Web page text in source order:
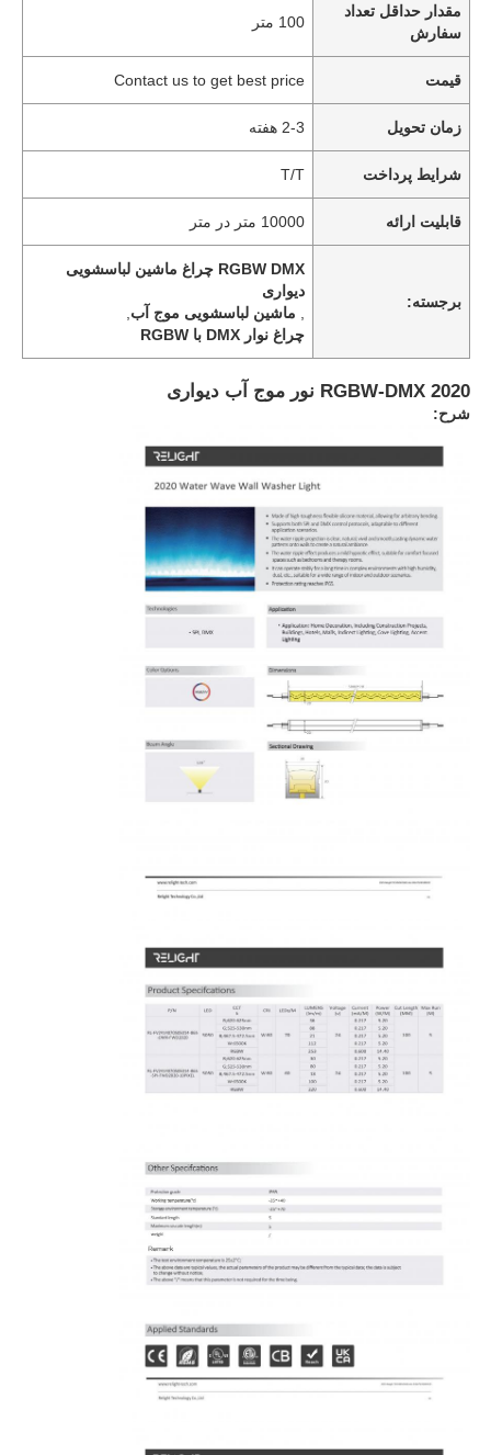
محصولات
دربارهی ما
مقدار حداقل تعداد
سفارش
100 متر
قیمت Contact us to get best price
زمان تحویل 2-3 هفته
شرایط پرداخت T/T
قابلیت ارائه 10000 متر در متر
برجسته:
RGBW DMX چراغ ماشین لباسشویی
دیواری
ماشین لباسشویی موج آب
چراغ نوار DMX با RGBW
2020 RGBW-DMX نور موج آب دیواری
شرح: